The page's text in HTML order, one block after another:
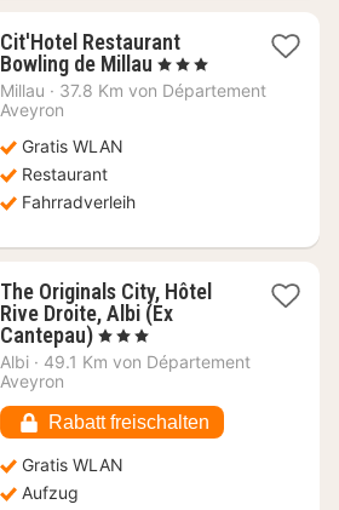
Cit'Hotel Restaurant
Bowling de Millau 1
Nacht
, 3 Sterne
Millau · 37.8 Km von Département
Aveyron
Gratis WLAN
Restaurant
Fahrradverleih
The Originals City, Hôtel
Rive Droite, Albi (Ex
Cantepau)1
Nacht
€
, 3 Sterne
Albi · 49.1 Km von Département
Aveyron
Rabatt freischalten
Gratis WLAN
Aufzug